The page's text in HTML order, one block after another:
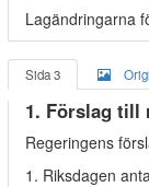
Lagändringarna
Sida 3
1. Förslag till
Regeringens
1. Riksdagen